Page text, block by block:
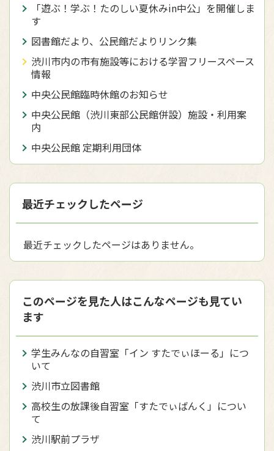
「遊ぶ！学ぶ！たのしい夏休みin中公」を開催しま
す
図書館だより、公民館だよりリンク集
渋川市内の市有施設等における学習フリースペース
情報
中央公民館臨時休館のお知らせ
中央公民館（渋川東部公民館併設）施設・利用案
内
中央公民館 定期利用団体
最近チェックしたページ
最近チェックしたページはありません。
このページを見た人はこんなページも見てい
ます
学生みんなの自習室「イン すたでぃほーる」につ
いて
渋川市立図書館
高校生の放課後自習室「すたでぃばんく」につい
て
渋川駅前プラザ